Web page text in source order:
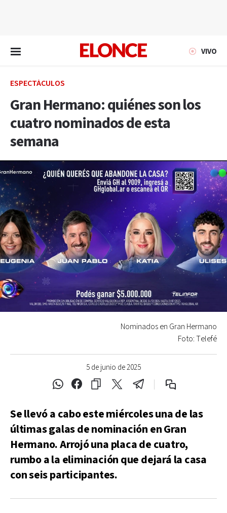
VIVO
ESPECTÁCULOS
Gran Hermano: quiénes son los
cuatro nominados de esta
semana
5 de junio de 2025
Nominados en Gran Hermano
Foto: Telefé
Se llevó a cabo este miércoles una de las
últimas galas de nominación en Gran
Hermano. Arrojó una placa de cuatro,
rumbo a la eliminación que dejará la casa
con seis participantes.